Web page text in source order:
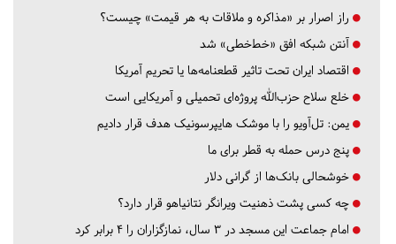
راز اصرار بر «مذاکره و ملاقات به هر قیمت» چیست؟
آنتن شبکه افق «خط‌خطی» شد
اقتصاد ایران تحت تاثیر قطعنامه‌ها یا تحریم‌ آمریکا
خلع سلاح حزب‌الله پروژه‌ای تحمیلی و آمریکایی است
یمن: تل‌آویو را با موشک هایپرسونیک هدف قرار دادیم
پنج درس‌ حمله به قطر برای ما
خوشحالی بانک‌ها از گرانی دلار
چه کسی پشت ذهنیت ویرانگر نتانیاهو قرار دارد؟
امام جماعت این مسجد در ۳ سال، نمازگزاران را ۴ برابر کرد